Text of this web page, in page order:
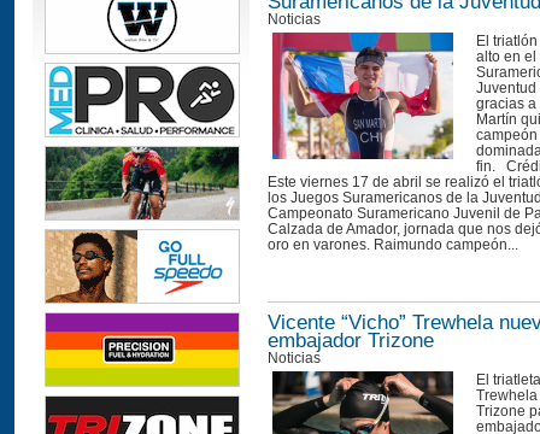
Noticias
El
alto en el
Juventud
gracias
Martín
fin.
Este viernes 17 de abril se realizó el
los Juegos Suramericanos de la
Campeonato Suramericano Juvenil de
Calzada de Amador, jornada que nos
oro en varones. Raimundo campeón...
Vicente “Vicho” Trewhela
embajador Trizone
Noticias
El
Trizone